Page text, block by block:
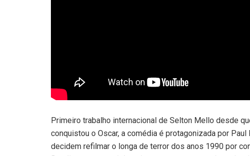
Primeiro trabalho internacional de Selton Mello desde
conquistou o Oscar, a comédia é protagonizada por
decidem refilmar o longa de terror dos anos 1990 por